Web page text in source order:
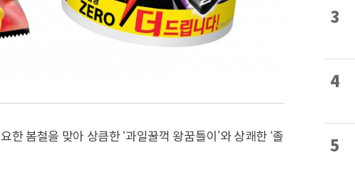
봄철을 맞아 상큼한 ‘과일꿀꺽 왕꿈틀이’와 상쾌한 ‘졸
3
4
5